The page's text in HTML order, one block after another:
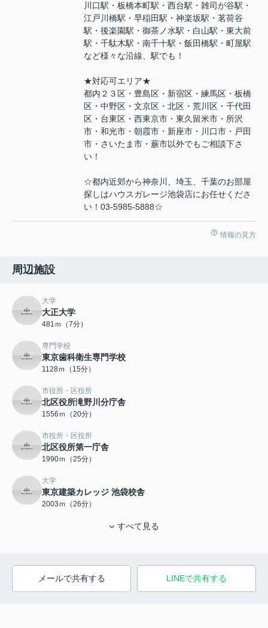
川口駅・板橋本町駅・西台駅・雑司が谷駅・
江戸川橋駅・早稲田駅・神楽坂駅・茗荷谷
駅・後楽園駅・御茶ノ水駅・白山駅・東大前
駅・千駄木駅・南千十駅・飯田橋駅・町屋駅
など様々な沿線、駅でも！
★対応可エリア★
都内２３区・豊島区・新宿区・練馬区・板橋
区・中野区・文京区・北区・荒川区・千代田
区・台東区・西東京市・東久留米市・所沢
市・和光市・朝霞市・新座市・川口市・戸田
市・さいたま市・蕨市以外でもご相談下さ
い！
☆都内近郊から神奈川、埼玉、千葉のお部屋
探しはハウスガレージ池袋店にお任せくださ
い！03-5985-5888☆
情報の見方
周辺施設
大学
大正大学
481ｍ（7分）
専門学校
東京歯科衛生専門学校
1128ｍ（15分）
市役所・区役所
北区役所滝野川分庁舎
1556ｍ（20分）
市役所・区役所
北区役所第一庁舎
1990ｍ（25分）
大学
東京建築カレッジ 池袋校舎
2003ｍ（26分）
すべて見る
メールで共有する LINEで共有する